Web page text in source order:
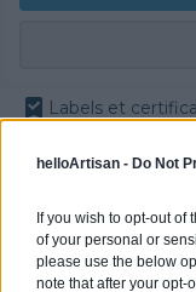
helloArtisan - Do Not
If you wish to opt-out of
of your personal or
please use the below
note that after your opt-
Labels et